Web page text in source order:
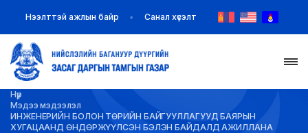
НҮҮР
Нээлттэй ажлын байр Санал хүсэлт
Нүүр
Мэдээ мэдээлэл
ИНЖЕНЕРИЙН БОЛОН ТӨРИЙН БАЙГУУЛЛАГУУД БАЯРЫН
ХУГАЦААНД ӨНДӨРЖҮҮЛСЭН БЭЛЭН БАЙДАЛД АЖИЛЛАНА